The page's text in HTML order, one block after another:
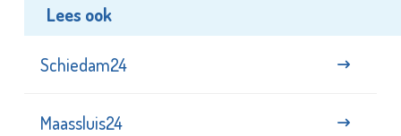
Lees ook
Schiedam24
Maassluis24